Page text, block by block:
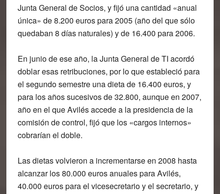
Junta General de Socios, y fijó una cantidad «anual
única» de 8.200 euros para 2005 (año del que sólo
quedaban 8 días naturales) y de 16.400 para 2006.
En junio de ese año, la Junta General de TI acordó
doblar esas retribuciones, por lo que estableció para
el segundo semestre una dieta de 16.400 euros, y
para los años sucesivos de 32.800, aunque en 2007,
año en el que Avilés accede a la presidencia de la
comisión de control, fijó que los «cargos internos»
cobrarían el doble.
Las dietas volvieron a incrementarse en 2008 hasta
alcanzar los 80.000 euros anuales para Avilés,
40.000 euros para el vicesecretario y el secretario, y